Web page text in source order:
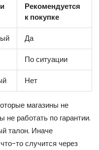
Рекомендуется
к покупке
Да
По ситуации
Нет
магазины не
работать по гарантии.
талон. Иначе
то случится через